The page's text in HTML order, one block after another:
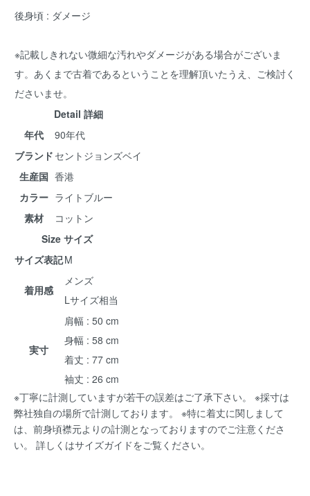
後身頃 : ダメージ
※記載しきれない微細な汚れやダメージがある場合がございま
す。あくまで古着であるということを理解頂いたうえ、ご検討く
ださいませ。
Detail 詳細
年代
90年代
ブランド セントジョンズベイ
生産国 香港
カラー ライトブルー
素材
コットン
Size サイズ
サイズ表記M
着用感
メンズ
Lサイズ相当
実寸
肩幅 : 50 cm
身幅 : 58 cm
着丈 : 77 cm
袖丈 : 26 cm
※丁寧に計測していますが若干の誤差はご了承下さい。 ※採寸は
弊社独自の場所で計測しております。 ※特に着丈に関しまして
は、前身頃襟元よりの計測となっておりますのでご注意くださ
い。 詳しくはサイズガイドをご覧ください。